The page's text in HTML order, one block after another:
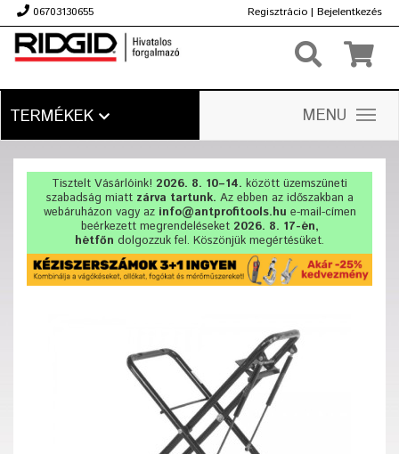
06703130655 Regisztrácio | Bejelentkezés
TERMÉKEK MENU
Tisztelt Vásárlóink! 2026. 8. 10–14. között üzemszüneti
szabadság miatt zárva tartunk. Az ebben az időszakban a
webáruházon vagy az info@antprofitools.hu e-mail-címen
beérkezett megrendeléseket 2026. 8. 17-én,
hétfőn dolgozzuk fel. Köszönjük megértésüket.